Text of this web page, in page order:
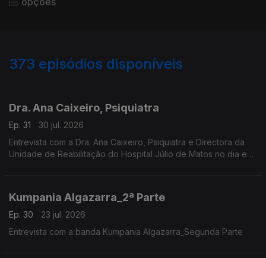
373 episódios disponíveis
Dra. Ana Caixeiro, Psiquiatra
Ep. 31
30 jul. 2026
Entrevista com a Dra. Ana Caixeiro, Psiquiatra e Directora da
Unidade de Reabilitação do Hospital Júlio de Matos no dia em
Kumpania Algazarra_2ª Parte
Ep. 30
23 jul. 2026
Entrevista com a banda Kumpania Algazarra_Segunda Parte